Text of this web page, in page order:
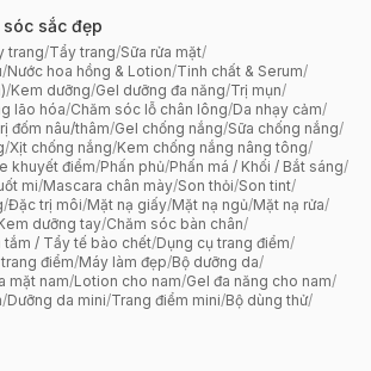
sóc sắc đẹp
trang/Tẩy trang/Sữa rửa mặt/
/Nước hoa hồng & Lotion/Tinh chất & Serum/
/Kem dưỡng/Gel dưỡng đa năng/Trị mụn/
lão hóa/Chăm sóc lỗ chân lông/Da nhạy cảm/
đốm nâu/thâm/Gel chống nắng/Sữa chống nắng/
/Xịt chống nắng/Kem chống nắng nâng tông/
khuyết điểm/Phấn phủ/Phấn má / Khối / Bắt sáng/
mi/Mascara chân mày/Son thỏi/Son tint/
/Đặc trị môi/Mặt nạ giấy/Mặt nạ ngủ/Mặt nạ rửa/
dưỡng tay/Chăm sóc bàn chân/
tắm / Tẩy tế bào chết/Dụng cụ trang điểm/
điểm/Máy làm đẹp/Bộ dưỡng da/
mặt nam/Lotion cho nam/Gel đa năng cho nam/
/Dưỡng da mini/Trang điểm mini/Bộ dùng thử/